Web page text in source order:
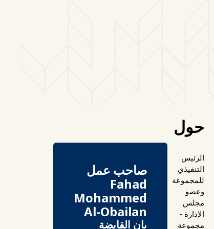
حول
الرئيس
التنفيذي
للمجموعة
وعضو
مجلس
الإدارة -
مجموعة
صاحب عمل
Fahad
Mohammed
Al-Obailan
بان القابضة